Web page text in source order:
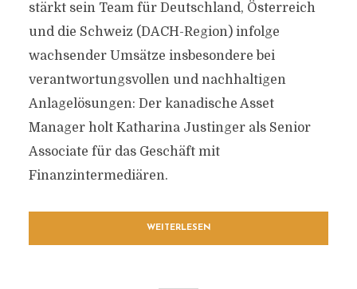
stärkt sein Team für Deutschland, Österreich
und die Schweiz (DACH-Region) infolge
wachsender Umsätze insbesondere bei
verantwortungsvollen und nachhaltigen
Anlagelösungen: Der kanadische Asset
Manager holt Katharina Justinger als Senior
Associate für das Geschäft mit
Finanzintermediären.
WEITERLESEN